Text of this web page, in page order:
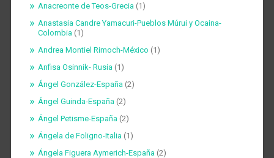
Anacreonte de Teos-Grecia (1)
Anastasia Candre Yamacuri-Pueblos Múrui y Ocaina-
Colombia (1)
Andrea Montiel Rimoch-México (1)
Anfisa Osinnik- Rusia (1)
Ángel González-España (2)
Ángel Guinda-España (2)
Ángel Petisme-España (2)
Ángela de Foligno-Italia (1)
Ángela Figuera Aymerich-España (2)